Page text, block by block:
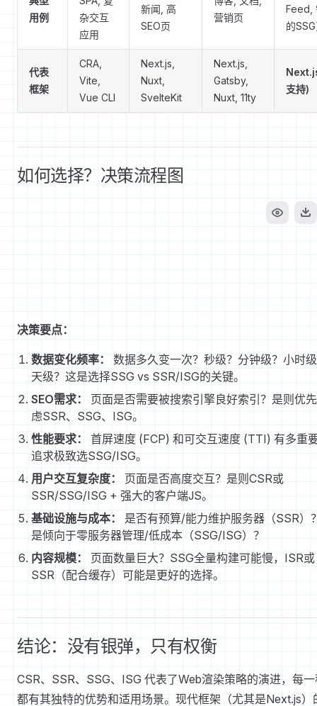
用例
杂交互
应用
新闻, 高
SEO页
营销页
Feed,
的
代表
框架
CRA,
Vite,
Vue CLI
Next.js,
Nuxt,
SvelteKit
Next.js,
Gatsby,
Nuxt, 11ty
支持)
如何选择？决策流程图
决策要点：
数据变化频率：
数据多久变一次？秒级？分钟级？小时
天级？这是选择SSG vs SSR/ISG的关键。
SEO需求：
页面是否需要被搜索引擎良好索引？是则优
虑SSR、SSG、ISG。
性能要求：
首屏速度 (FCP) 和可交互速度 (TTI) 有多重
追求极致选SSG/ISG。
用户交互复杂度：
页面是否高度交互？是则CSR或
SSR/SSG/ISG + 强大的客户端JS。
基础设施与成本：
是否有预算/能力维护服务器（SSR）
是倾向于零服务器管理/低成本（SSG/ISG）？
内容规模：
页面数量巨大？SSG全量构建可能慢，ISR或
SSR（配合缓存）可能是更好的选择。
结论：没有银弹，只有权衡
CSR、SSR、SSG、ISG 代表了Web渲染策略的演进，每
都有其独特的优势和适用场景。现代框架（尤其是Next.js）